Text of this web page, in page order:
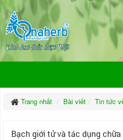
Trang nhất Bài viết Tin tức
Bạch giới tử và tác dụng chữa